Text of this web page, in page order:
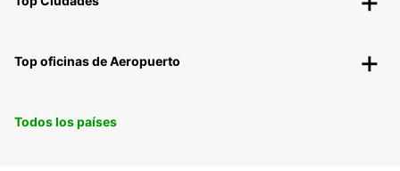
Top oficinas de Aeropuerto
Todos los países